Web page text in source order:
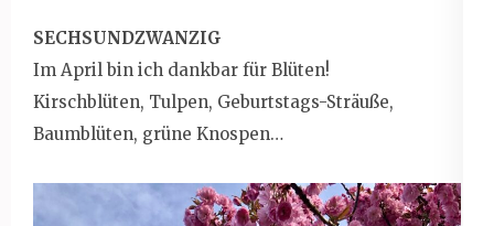
SECHSUNDZWANZIG
Im April bin ich dankbar für Blüten!
Kirschblüten, Tulpen, Geburtstags-Sträuße,
Baumblüten, grüne Knospen…